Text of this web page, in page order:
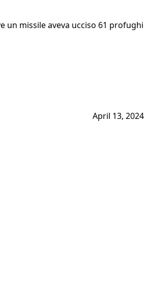
un missile aveva ucciso 61 profughi
April 13, 2024